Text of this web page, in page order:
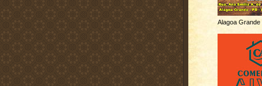
Alagoa Grande